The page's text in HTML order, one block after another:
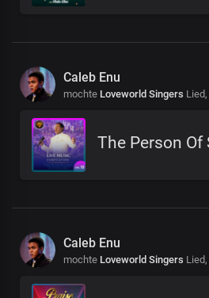
Caleb Enu
mochte Loveworld Singers Lied,
Caleb Enu
mochte Loveworld Singers Lied,